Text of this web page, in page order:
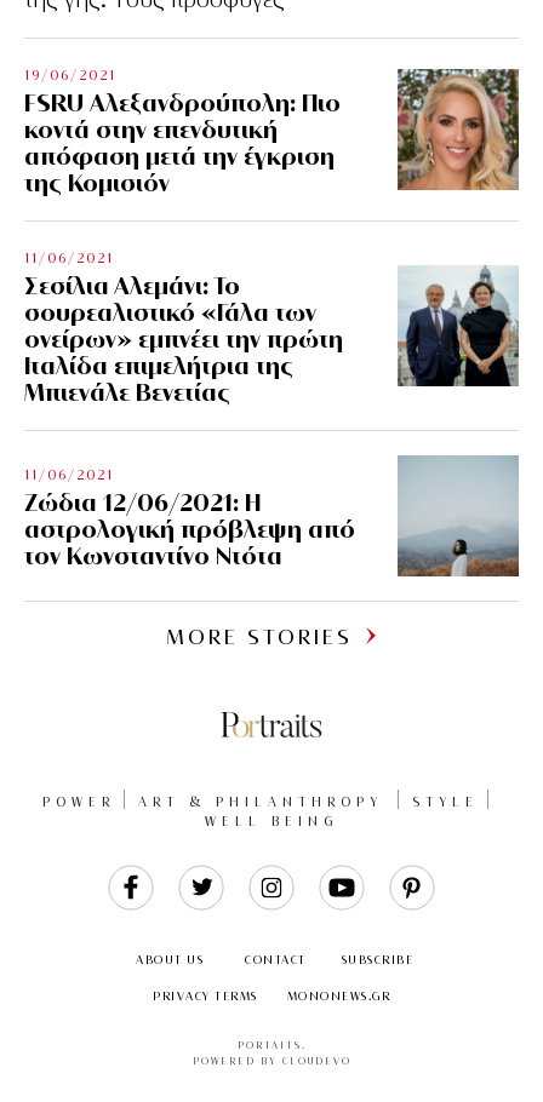
19/06/2021
FSRU Αλεξανδρούπολη: Πιο
κοντά στην επενδυτική
απόφαση μετά την έγκριση
της Κομισιόν
11/06/2021
Σεσίλια Αλεμάνι: Το
σουρεαλιστικό «Γάλα των
ονείρων» εμπνέει την πρώτη
Ιταλίδα επιμελήτρια της
Μπιενάλε Βενετίας
11/06/2021
Ζώδια 12/06/2021: Η
αστρολογική πρόβλεψη από
τον Κωνσταντίνο Ντότα
MORE STORIES
POWER ART & PHILANTHROPY
STYLE
WELL BEING
ABOUT US CONTACT SUBSCRIBE
PRIVACY TERMS MONONEWS.GR
PORTAITS .
POWERED BY CLOUDEVO